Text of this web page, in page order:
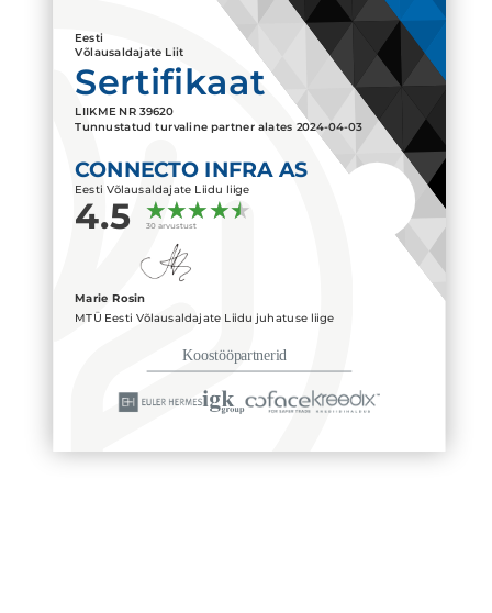
Eesti
Võlausaldajate Liit
Sertifikaat
LIIKME NR 39620
Tunnustatud turvaline partner alates 2024-04-03
CONNECTO INFRA AS
Eesti Võlausaldajate Liidu liige
4.5 30 arvustust
Marie Rosin
MTÜ Eesti Võlausaldajate Liidu juhatuse liige